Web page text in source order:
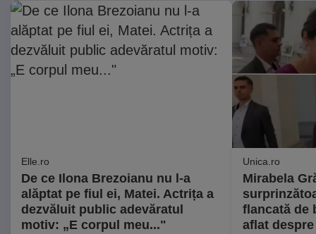
Elle.ro
De ce Ilona Brezoianu nu l-a
alăptat pe fiul ei, Matei. Actrița a
dezvăluit public adevăratul
motiv: „E corpul meu..."
Unica.ro
Mirabela
flancată de
aflat